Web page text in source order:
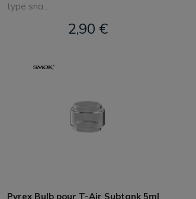
type sna...
2,90 €
Pyrex Bulb pour T-Air Subtank 5ml